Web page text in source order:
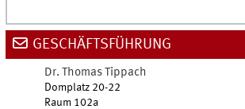
GESCHÄFTSFÜHRUNG
Dr. Thomas Tippach
Domplatz 20-22
Raum 102a